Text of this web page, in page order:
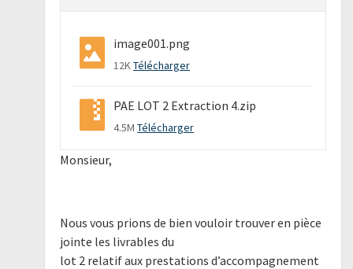
image001.png
12KTélécharger
PAE LOT 2 Extraction 4.zip
4.5MTélécharger
Monsieur,
Nous vous prions de bien vouloir trouver en pièce
jointe les livrables du
lot 2 relatif aux prestations d’accompagnement